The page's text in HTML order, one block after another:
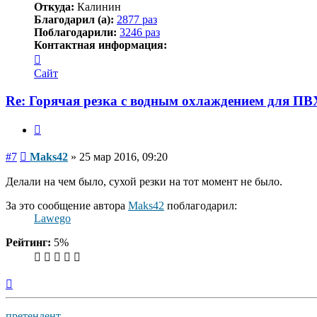
Откуда: Калинин
Благодарил (а): 2877 раз
Поблагодарили: 3246 раз
Контактная информация:
информация
пользователя
Сайт
Re: Горячая резка с водным охлаждением для
#7 Сообщение
Maks42 » 25 мар 2016, 09:20
Делали на чем было, сухой резки на тот момент не было.
За это сообщение автора Maks42 поблагодарил:
Lawego
Рейтинг: 5%
к